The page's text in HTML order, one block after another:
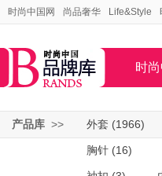
时尚中国网 尚品奢华 Life&Style
时
产品库 >> 外套 (1966)
胸针 (16)